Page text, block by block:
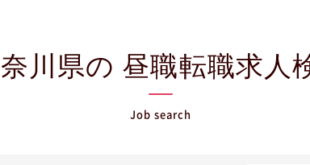
川県の 昼職転職求人
Job search